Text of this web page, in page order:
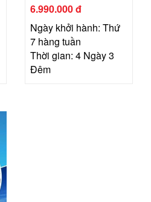
6.990.000 đ
Ngày khởi hành: Thứ
7 hàng tuần
Thời gian: 4 Ngày 3
Đêm